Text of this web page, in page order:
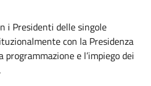
i Presidenti delle singole
con la Presidenza
e l’impiego dei